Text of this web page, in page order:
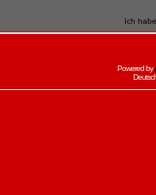
Ich
Powered by